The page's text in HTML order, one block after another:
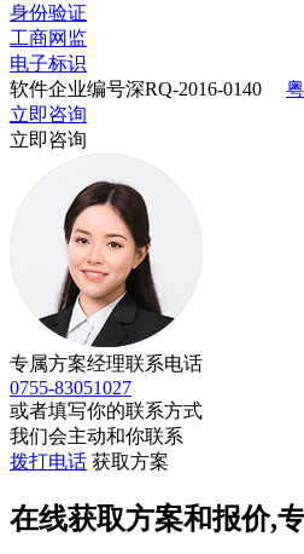
身份验证
工商网监
电子标识
软件企业编号深RQ-2016-0140
立即咨询
立即咨询
专属方案经理联系电话
0755-83051027
或者填写你的联系方式
我们会主动和你联系
拨打电话 获取方案
在线获取方案和报价,